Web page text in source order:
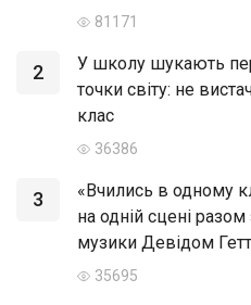
81171
2
У школу шукають
точки світу: не
клас
36386
3
«Вчились в одному
на одній сцені
музики Девідом
35695